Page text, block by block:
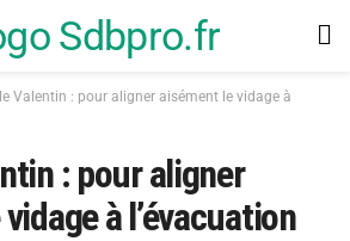
Valentin : pour aligner aisément le vidage à
: pour aligner
à l’évacuation